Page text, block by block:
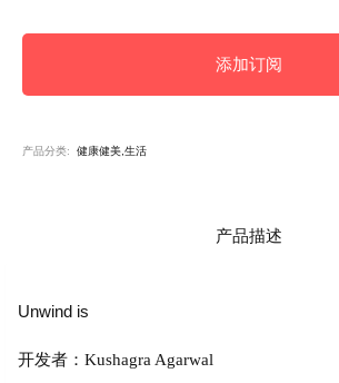
添加订阅
产品分类: 健康健美,生活
产品描述
Unwind is
开发者：Kushagra Agarwal